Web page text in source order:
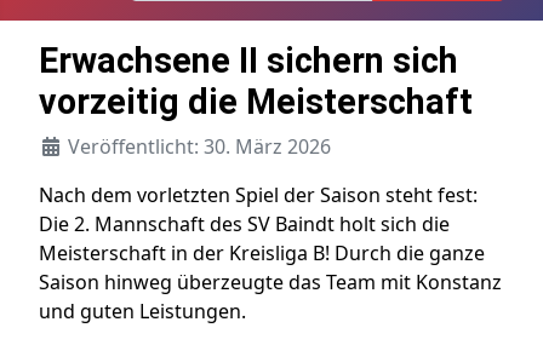
Type 2 or more characters for results.
Erwachsene II sichern sich
vorzeitig die Meisterschaft
Veröffentlicht: 30. März 2026
Nach dem vorletzten Spiel der Saison steht fest:
Die 2. Mannschaft des SV Baindt holt sich die
Meisterschaft in der Kreisliga B! Durch die ganze
Saison hinweg überzeugte das Team mit Konstanz
und guten Leistungen.